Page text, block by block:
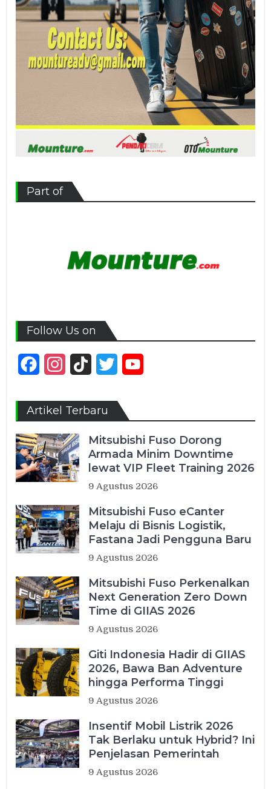
Part of
Follow Us on
FacebookInstagram
TikTok Twitter
Artikel Terbaru
Mitsubishi Fuso Dorong
Armada Minim Downtime
lewat VIP Fleet Training 2026
9 Agustus 2026
Mitsubishi Fuso eCanter
Melaju di Bisnis Logistik,
Fastana Jadi Pengguna Baru
9 Agustus 2026
Mitsubishi Fuso Perkenalkan
Next Generation Zero Down
Time di GIIAS 2026
9 Agustus 2026
Giti Indonesia Hadir di GIIAS
2026, Bawa Ban Adventure
hingga Performa Tinggi
9 Agustus 2026
Insentif Mobil Listrik 2026
Tak Berlaku untuk Hybrid? Ini
Penjelasan Pemerintah
9 Agustus 2026